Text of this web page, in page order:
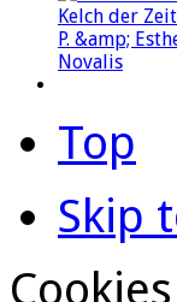
Top
Skip